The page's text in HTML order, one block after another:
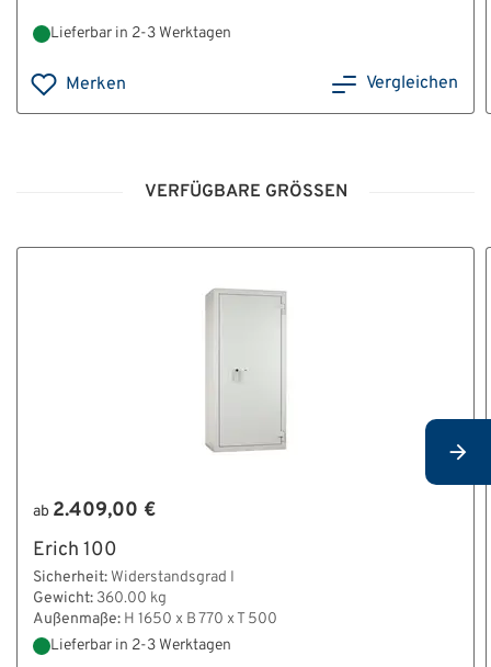
Lieferbar in 2-3 Werktagen
Merken Vergleichen
VERFÜGBARE GRÖSSEN
ab 2.409,00 €
Erich 100
Sicherheit: Widerstandsgrad I
Gewicht: 360.00 kg
Außenmaße: H 1650 x B 770 x T 500
Lieferbar in 2-3 Werktagen